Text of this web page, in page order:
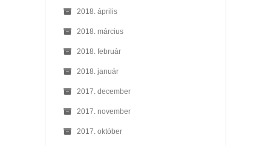
2018. április
2018. március
2018. február
2018. január
2017. december
2017. november
2017. október